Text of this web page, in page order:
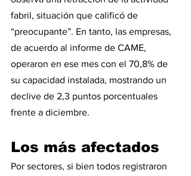
fabril, situación que calificó de
“preocupante”. En tanto, las empresas,
de acuerdo al informe de CAME,
operaron en ese mes con el 70,8% de
su capacidad instalada, mostrando un
declive de 2,3 puntos porcentuales
frente a diciembre.
Los más afectados
Por sectores, si bien todos registraron